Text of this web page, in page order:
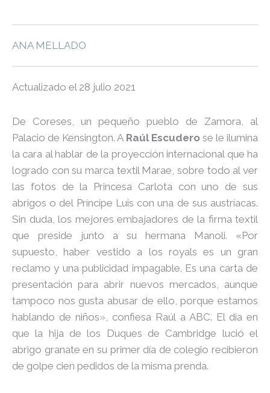
ANA MELLADO
Actualizado el 28 julio 2021
De Coreses, un pequeño pueblo de Zamora, al
Palacio de Kensington. A Raúl Escudero se le ilumina
la cara al hablar de la proyección internacional que ha
logrado con su marca textil Marae, sobre todo al ver
las fotos de la Princesa Carlota con uno de sus
abrigos o del Príncipe Luis con una de sus austríacas.
Sin duda, los mejores embajadores de la firma textil
que preside junto a su hermana Manoli. «Por
supuesto, haber vestido a los royals es un gran
reclamo y una publicidad impagable. Es una carta de
presentación para abrir nuevos mercados, aunque
tampoco nos gusta abusar de ello, porque estamos
hablando de niños», confiesa Raúl a ABC. El día en
que la hija de los Duques de Cambridge lució el
abrigo granate en su primer día de colegio recibieron
de golpe cien pedidos de la misma prenda.